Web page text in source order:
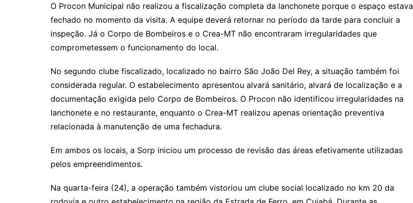
O Procon Municipal não realizou a fiscalização completa da lanchonete porque o espaço estava
fechado no momento da visita. A equipe deverá retornar no período da tarde para concluir a
inspeção. Já o Corpo de Bombeiros e o Crea-MT não encontraram irregularidades que
comprometessem o funcionamento do local.
No segundo clube fiscalizado, localizado no bairro São João Del Rey, a situação também foi
considerada regular. O estabelecimento apresentou alvará sanitário, alvará de localização e a
documentação exigida pelo Corpo de Bombeiros. O Procon não identificou irregularidades na
lanchonete e no restaurante, enquanto o Crea-MT realizou apenas orientação preventiva
relacionada à manutenção de uma fechadura.
Em ambos os locais, a Sorp iniciou um processo de revisão das áreas efetivamente utilizadas
pelos empreendimentos.
Na quarta-feira (24), a operação também vistoriou um clube social localizado no km 20 da